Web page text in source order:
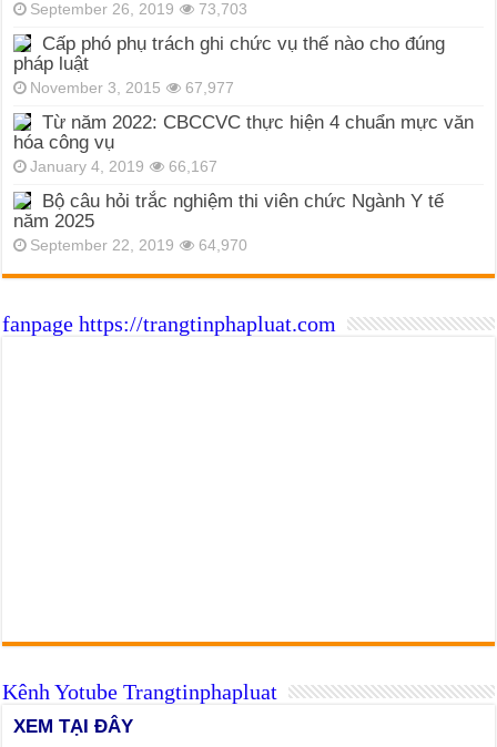
September 26, 2019 73,703
Cấp phó phụ trách ghi chức vụ thế nào cho đúng
pháp luật
November 3, 2015 67,977
Từ năm 2022: CBCCVC thực hiện 4 chuẩn mực văn
hóa công vụ
January 4, 2019 66,167
Bộ câu hỏi trắc nghiệm thi viên chức Ngành Y tế
năm 2025
September 22, 2019 64,970
fanpage https://trangtinphapluat.com
Kênh Yotube Trangtinphapluat
XEM TẠI ĐÂY